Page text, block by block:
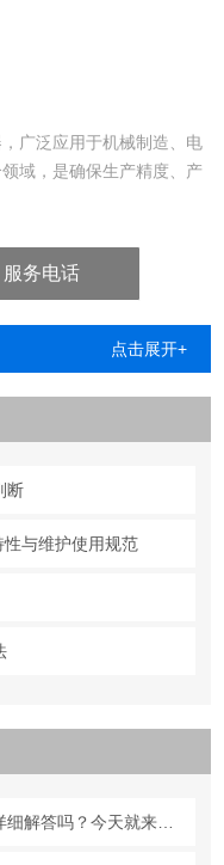
广泛应用于机械制造、电
域，是确保生产精度、产
服务电话
点击展开+
断
与维护使用规范
想知道光泽度计维修的常见问题详细解答吗？今天就来告诉你